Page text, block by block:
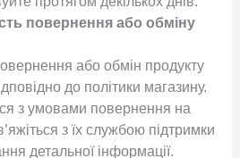
повернення або обміну
або обмін продукту
до політики магазину.
з умовами повернення на
з їх службою підтримки
детальної інформації.